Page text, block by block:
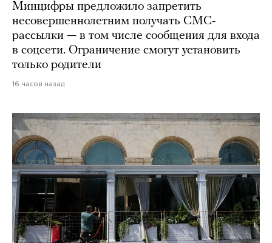
Минцифры предложило запретить
несовершеннолетним получать СМС-
рассылки — в том числе сообщения для входа
в соцсети. Ограничение смогут установить
только родители
16 часов назад